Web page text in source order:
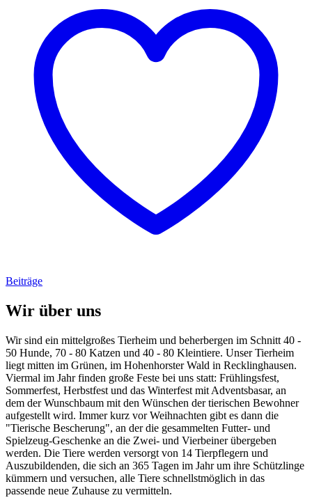
Beiträge
Wir über uns
Wir sind ein mittelgroßes Tierheim und beherbergen im Schnitt 40 -
50 Hunde, 70 - 80 Katzen und 40 - 80 Kleintiere. Unser Tierheim
liegt mitten im Grünen, im Hohenhorster Wald in Recklinghausen.
Viermal im Jahr finden große Feste bei uns statt: Frühlingsfest,
Sommerfest, Herbstfest und das Winterfest mit Adventsbasar, an
dem der Wunschbaum mit den Wünschen der tierischen Bewohner
aufgestellt wird. Immer kurz vor Weihnachten gibt es dann die
"Tierische Bescherung", an der die gesammelten Futter- und
Spielzeug-Geschenke an die Zwei- und Vierbeiner übergeben
werden. Die Tiere werden versorgt von 14 Tierpflegern und
Auszubildenden, die sich an 365 Tagen im Jahr um ihre Schützlinge
kümmern und versuchen, alle Tiere schnellstmöglich in das
passende neue Zuhause zu vermitteln.